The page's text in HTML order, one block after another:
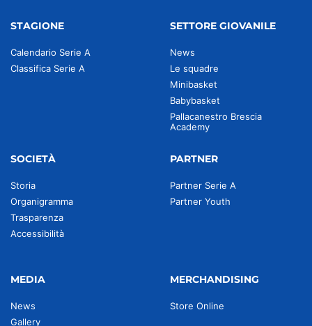
STAGIONE
Calendario Serie A
Classifica Serie A
SETTORE GIOVANILE
News
Le squadre
Minibasket
Babybasket
Pallacanestro Brescia
Academy
SOCIETÀ
Storia
Organigramma
Trasparenza
Accessibilità
PARTNER
Partner Serie A
Partner Youth
MEDIA
News
Gallery
MERCHANDISING
Store Online